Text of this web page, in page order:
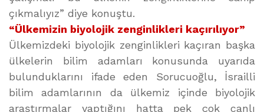
çıkmalıyız” diye konuştu.
“Ülkemizin biyolojik zenginlikleri kaçırılıyor”
Ülkemizdeki biyolojik zenginlikleri kaçıran başka
ülkelerin bilim adamları konusunda uyarıda
bulunduklarını ifade eden Sorucuoğlu, İsrailli
bilim adamlarının da ülkemiz içinde biyolojik
araştırmalar yaptığını hatta pek çok canlı